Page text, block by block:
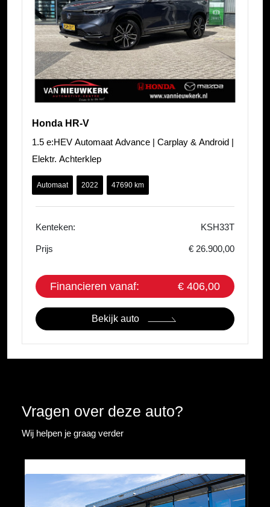
Honda HR-V
1.5 e:HEV Automaat Advance | Carplay & Android |
Elektr. Achterklep
Automaat 2022 47690 km
Kenteken: KSH33T
Prijs € 26.900,00
Financieren vanaf: € 406,00
Bekijk auto
Vragen over deze auto?
Wij helpen je graag verder